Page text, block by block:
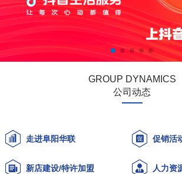
GROUP DYNAMICS
公司动态
走进阜阳华联 促销活
新店建设/特许加盟 人力资